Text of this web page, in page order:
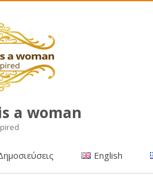
a woman
περιεχόμενο
English